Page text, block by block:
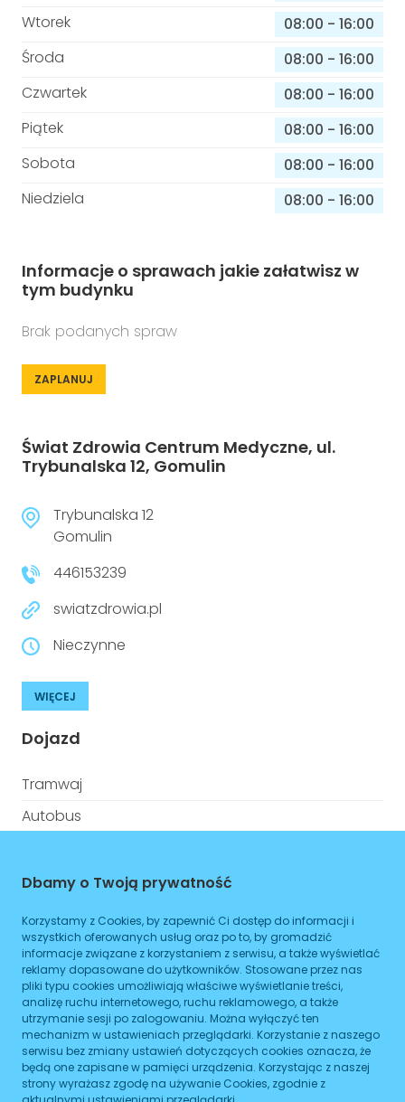
Wtorek
08:00 - 16:00
Środa
08:00 - 16:00
Czwartek
08:00 - 16:00
Piątek
08:00 - 16:00
Sobota
08:00 - 16:00
Niedziela
08:00 - 16:00
Informacje o sprawach jakie załatwisz w
tym budynku
Brak podanych spraw
ZAPLANUJ
Świat Zdrowia Centrum Medyczne, ul.
Trybunalska 12, Gomulin
Trybunalska 12
Gomulin
446153239
swiatzdrowia.pl
Nieczynne
WIĘCEJ
Dojazd
Tramwaj
Autobus
ZAPLANUJ
Godziny otwarcia
Poniedziałek 08:00-17:00
Wtorek
08:00
Środa
08:00- 15:30
Czwartek
08:00
Dbamy o Twoją prywatność
Korzystamy z Cookies, by zapewnić Ci dostęp do informacji i
wszystkich oferowanych usług oraz po to, by gromadzić
informacje związane z korzystaniem z serwisu, a także wyświetlać
reklamy dopasowane do użytkowników. Stosowane przez nas
pliki typu cookies umożliwiają właściwe wyświetlanie treści,
analizę ruchu internetowego, ruchu reklamowego, a także
utrzymanie sesji po zalogowaniu. Można wyłączyć ten
mechanizm w ustawieniach przeglądarki. Korzystanie z naszego
serwisu bez zmiany ustawień dotyczących cookies oznacza, że
będą one zapisane w pamięci urządzenia. Korzystając z naszej
strony wyrażasz zgodę na używanie Cookies, zgodnie z